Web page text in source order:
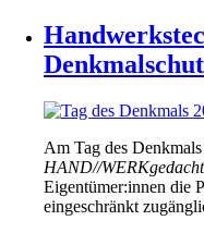
Am Tag des
HAND//
Eigentümer:innen die
eingeschränkt